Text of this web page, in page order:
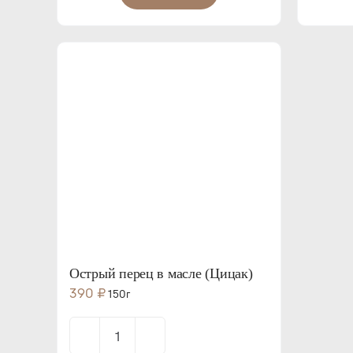
Гавурма
Острый перец в масле (Цицак)
390 ₽150г
Количество